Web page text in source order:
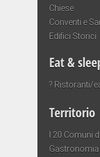
Chiese
Conventi e
Edifici Storici
Eat &
? Ristoranti/
Territorio
I 20 Comuni
Gastronomia